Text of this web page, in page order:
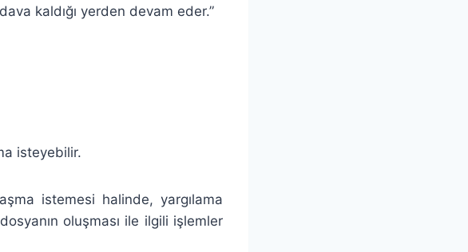
kaldığı yerden devam eder.”
isteyebilir.
istemesi halinde, yargılama
oluşması ile ilgili işlemler